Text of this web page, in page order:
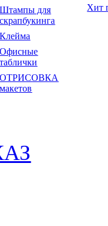
Штампы для
скрапбукинга
Клейма
Офисные
таблички
ОТРИСОВКА
макетов
Хит